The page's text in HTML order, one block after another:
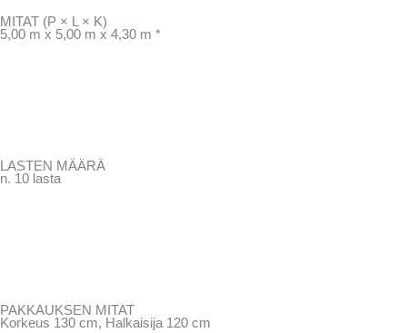
MITAT (P × L × K)
5,00 m x 5,00 m x 4,30 m *
LASTEN MÄÄRÄ
n. 10 lasta
PAKKAUKSEN MITAT
Korkeus 130 cm, Halkaisija 120 cm